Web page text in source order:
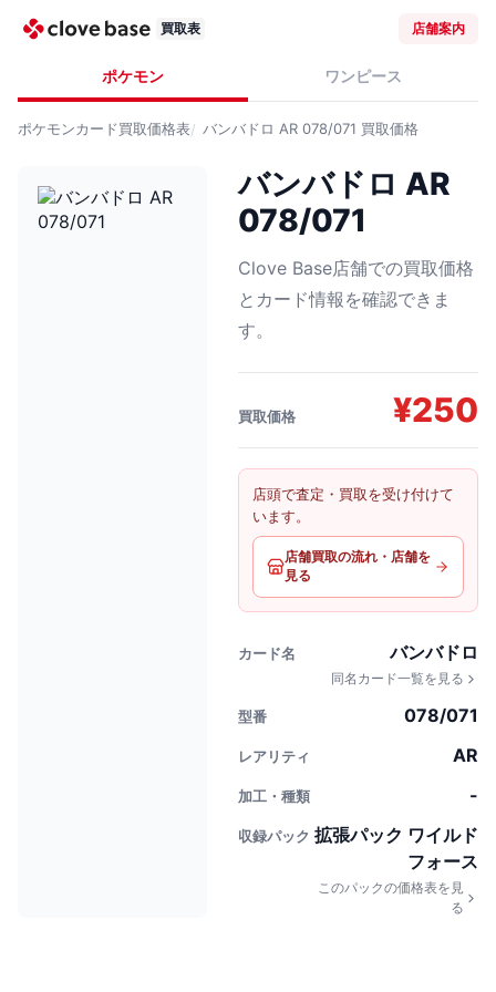
買取表 店舗案内
ポケモン ワンピース
ポケモンカード買取価格表 バンバドロ AR 078/071 買取価格
バンバドロ AR
078/071
Clove Base店舗での買取価格
とカード情報を確認できま
す。
買取価格 ¥250
店頭で査定・買取を受け付けて
います。
店舗買取の流れ・店舗を
見る
カード名 バンバドロ
同名カード一覧を見る
型番 078/071
レアリティ AR
加工・種類 -
収録パック 拡張パック ワイルド
フォース
このパックの価格表を見
る